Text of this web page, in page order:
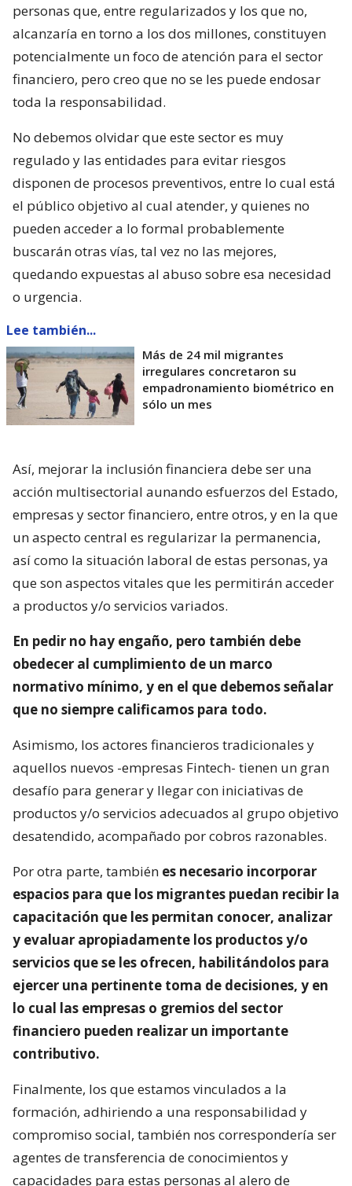
personas que, entre regularizados y los que no,
alcanzaría en torno a los dos millones, constituyen
potencialmente un foco de atención para el sector
financiero, pero creo que no se les puede endosar
toda la responsabilidad.
No debemos olvidar que este sector es muy
regulado y las entidades para evitar riesgos
disponen de procesos preventivos, entre lo cual está
el público objetivo al cual atender, y quienes no
pueden acceder a lo formal probablemente
buscarán otras vías, tal vez no las mejores,
quedando expuestas al abuso sobre esa necesidad
o urgencia.
Lee también...
Más de 24 mil migrantes
irregulares concretaron su
empadronamiento biométrico en
sólo un mes
Así, mejorar la inclusión financiera debe ser una
acción multisectorial aunando esfuerzos del Estado,
empresas y sector financiero, entre otros, y en la que
un aspecto central es regularizar la permanencia,
así como la situación laboral de estas personas, ya
que son aspectos vitales que les permitirán acceder
a productos y/o servicios variados.
En pedir no hay engaño, pero también debe
obedecer al cumplimiento de un marco
normativo mínimo, y en el que debemos señalar
que no siempre calificamos para todo.
Asimismo, los actores financieros tradicionales y
aquellos nuevos -empresas Fintech- tienen un gran
desafío para generar y llegar con iniciativas de
productos y/o servicios adecuados al grupo objetivo
desatendido, acompañado por cobros razonables.
Por otra parte, también es necesario incorporar
espacios para que los migrantes puedan recibir la
capacitación que les permitan conocer, analizar
y evaluar apropiadamente los productos y/o
servicios que se les ofrecen, habilitándolos para
ejercer una pertinente toma de decisiones, y en
lo cual las empresas o gremios del sector
financiero pueden realizar un importante
contributivo.
Finalmente, los que estamos vinculados a la
formación, adhiriendo a una responsabilidad y
compromiso social, también nos correspondería ser
agentes de transferencia de conocimientos y
capacidades para estas personas al alero de